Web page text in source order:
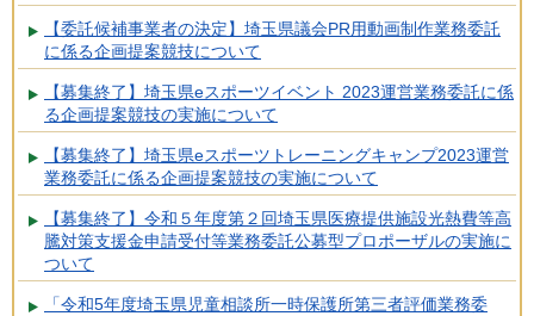
【委託候補事業者の決定】埼玉県議会PR用動画制作業務委託
に係る企画提案競技について
【募集終了】埼玉県eスポーツイベント 2023運営業務委託に係
る企画提案競技の実施について
【募集終了】埼玉県eスポーツトレーニングキャンプ2023運営
業務委託に係る企画提案競技の実施について
【募集終了】令和５年度第２回埼玉県医療提供施設光熱費等高
騰対策支援金申請受付等業務委託公募型プロポーザルの実施に
ついて
「令和5年度埼玉県児童相談所一時保護所第三者評価業務委